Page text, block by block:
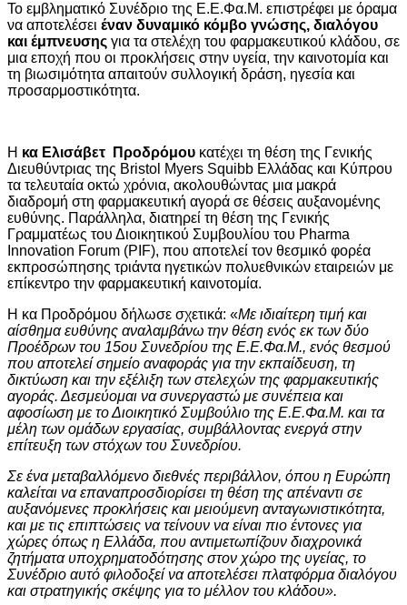
Το εμβληματικό Συνέδριο της Ε.Ε.Φα.Μ. επιστρέφει με όραμα
να αποτελέσει έναν δυναμικό κόμβο γνώσης, διαλόγου
και έμπνευσης για τα στελέχη του φαρμακευτικού κλάδου, σε
μια εποχή που οι προκλήσεις στην υγεία, την καινοτομία και
τη βιωσιμότητα απαιτούν συλλογική δράση, ηγεσία και
προσαρμοστικότητα.
Η κα Ελισάβετ Προδρόμου κατέχει τη θέση της Γενικής
Διευθύντριας της Bristol Myers Squibb Ελλάδας και Κύπρου
τα τελευταία οκτώ χρόνια, ακολουθώντας μια μακρά
διαδρομή στη φαρμακευτική αγορά σε θέσεις αυξανομένης
ευθύνης. Παράλληλα, διατηρεί τη θέση της Γενικής
Γραμματέως του Διοικητικού Συμβουλίου του Pharma
Innovation Forum (PIF), που αποτελεί τον θεσμικό φορέα
εκπροσώπησης τριάντα ηγετικών πολυεθνικών εταιρειών με
επίκεντρο την φαρμακευτική καινοτομία.
Η κα Προδρόμου δήλωσε σχετικά: «Με ιδιαίτερη τιμή και
αίσθημα ευθύνης αναλαμβάνω την θέση ενός εκ των δύο
Προέδρων του 15ου Συνεδρίου της Ε.Ε.Φα.Μ., ενός θεσμού
που αποτελεί σημείο αναφοράς για την εκπαίδευση, τη
δικτύωση και την εξέλιξη των στελεχών της φαρμακευτικής
αγοράς. Δεσμεύομαι να συνεργαστώ με συνέπεια και
αφοσίωση με το Διοικητικό Συμβούλιο της Ε.Ε.Φα.Μ. και τα
μέλη των ομάδων εργασίας, συμβάλλοντας ενεργά στην
επίτευξη των στόχων του Συνεδρίου.
Σε ένα μεταβαλλόμενο διεθνές περιβάλλον, όπου η Ευρώπη
καλείται να επαναπροσδιορίσει τη θέση της απέναντι σε
αυξανόμενες προκλήσεις και μειούμενη ανταγωνιστικότητα,
και με τις επιπτώσεις να τείνουν να είναι πιο έντονες για
χώρες όπως η Ελλάδα, που αντιμετωπίζουν διαχρονικά
ζητήματα υποχρηματοδότησης στον χώρο της υγείας, το
Συνέδριο αυτό φιλοδοξεί να αποτελέσει πλατφόρμα διαλόγου
και στρατηγικής σκέψης για το μέλλον του κλάδου».